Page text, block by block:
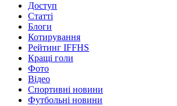
Доступ
Статті
Блоги
Котирування
Рейтинг IFFHS
Кращі голи
Фото
Відео
Спортивні новини
Футбольні новини